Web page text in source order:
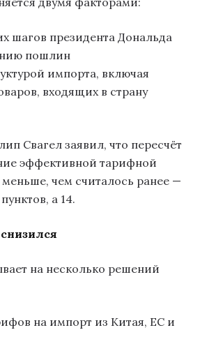
шагов президента Дональда
пошлин
импорта, включая
входящих в страну
Свагел заявил, что пересчёт
эффективной тарифной
меньше, чем считалось ранее —
а 14.
на несколько решений
на импорт из Китая, ЕС и